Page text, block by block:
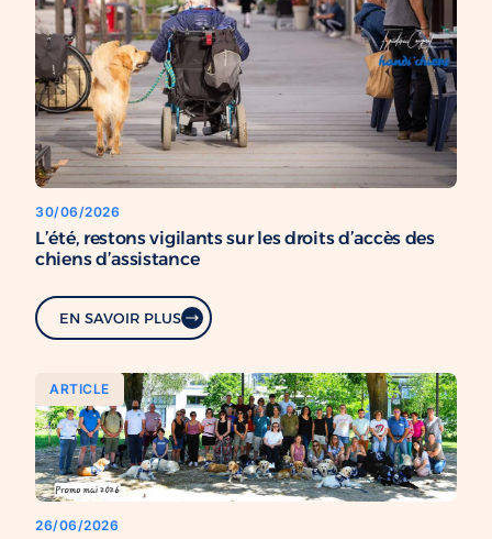
30/06/2026
L’été, restons vigilants sur les droits d’accès des
chiens d’assistance
EN SAVOIR PLUS
ARTICLE
26/06/2026